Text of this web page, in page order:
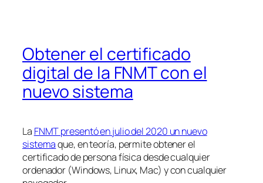
Obtener el certificado
digital de la FNMT con el
nuevo sistema
La FNMT presentó en julio del 2020 un nuevo
sistemaque, en teoría, permite obtener el
certificado de persona física desde cualquier
ordenador (Windows, Linux, Mac) y con cualquier